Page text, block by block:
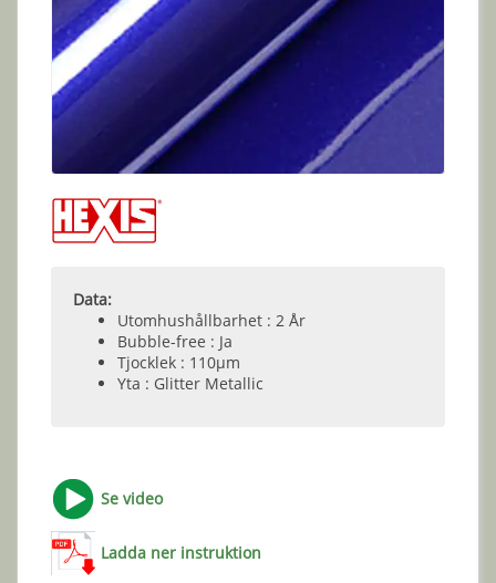
Data:
Utomhushållbarhet : 2 År
Bubble-free : Ja
Tjocklek : 110µm
Yta : Glitter Metallic
Se video
Ladda ner instruktion